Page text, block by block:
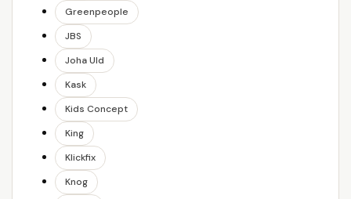
Greenpeople
JBS
Joha Uld
Kask
Kids Concept
King
Klickfix
Knog